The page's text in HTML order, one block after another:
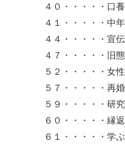
４０・・・・・口
４１・・・・・中
４４・・・・・宣
４７・・・・・旧
５２・・・・・女
５７・・・・・再
５９・・・・・研
６０・・・・・縁
６１・・・・・学